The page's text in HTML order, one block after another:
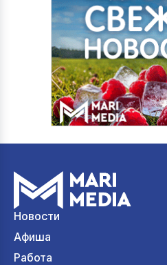
Новости
Афиша
Работа